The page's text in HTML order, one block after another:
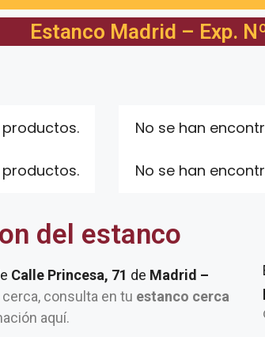
Estanco Madrid – Exp.
No se han
No se han
del estanco
Calle Princesa, 71 de Madrid –
consulta en tu estanco cerca
aquí.